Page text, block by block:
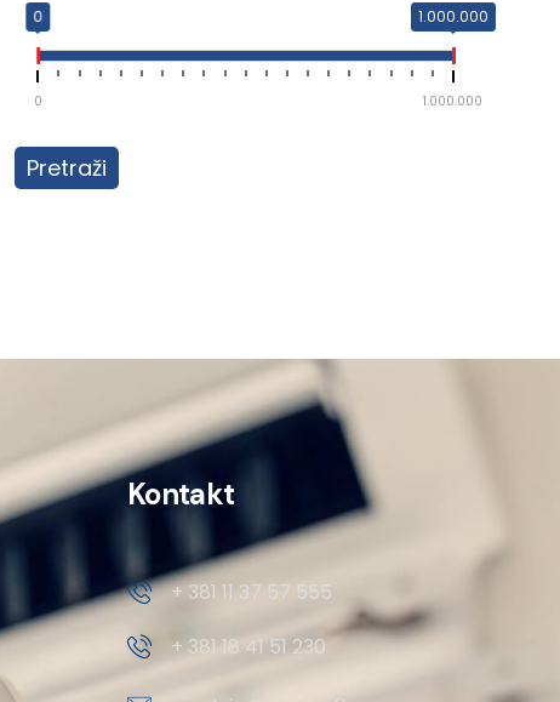
0 1.000.000
0 1.000.000
Pretraži
Kontakt
+ 381 11 37 57 555
+ 381 18 41 51 230